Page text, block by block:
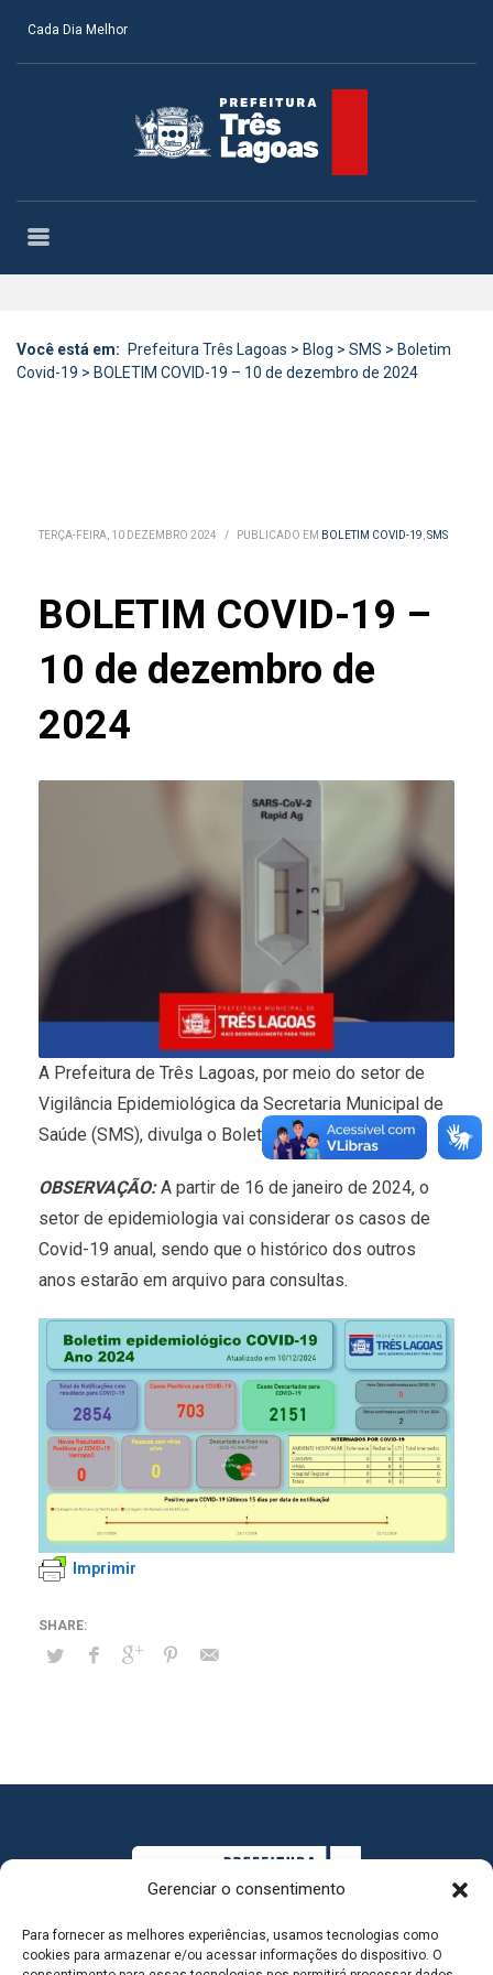
Gerenciar o consentimento
Para fornecer as melhores experiências, usamos tecnologias como
cookies para armazenar e/ou acessar informações do dispositivo. O
Cada Dia Melhor
Você está em: Prefeitura Três Lagoas > Blog > SMS > Boletim
Covid-19 > BOLETIM COVID-19 – 10 de dezembro de 2024
TERÇA-FEIRA, 10 DEZEMBRO 2024 / PUBLICADO EM BOLETIM COVID-19,SMS
BOLETIM COVID-19 –
10 de dezembro de
2024
A Prefeitura de Três Lagoas, por meio do setor de
Vigilância Epidemiológica da Secretaria Municipal de
Saúde (SMS), divulga o Boletim Covid-19.
OBSERVAÇÃO:A partir de 16 de janeiro de 2024, o
setor de epidemiologia vai considerar os casos de
Covid-19 anual, sendo que o histórico dos outros
anos estarão em arquivo para consultas.
Imprimir